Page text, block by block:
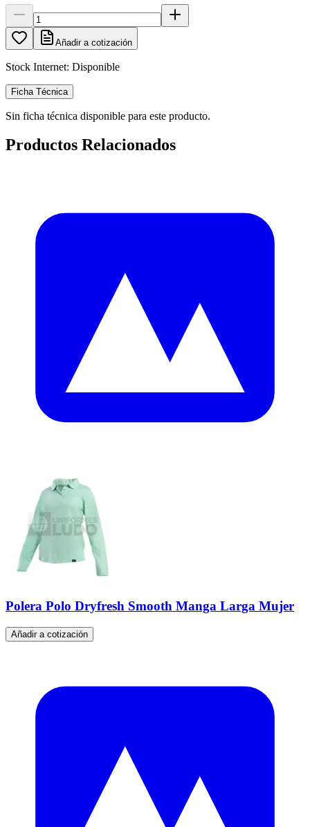
Añadir a cotización
Stock Internet: Disponible
Ficha Técnica
Sin ficha técnica disponible para este producto.
Productos Relacionados
Polera Polo Dryfresh Smooth Manga Larga Mujer
Añadir a cotización